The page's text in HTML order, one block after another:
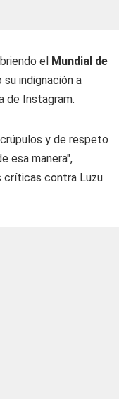
el Mundial de
su indignación a
de Instagram.
y de respeto
esa manera",
críticas contra Luzu